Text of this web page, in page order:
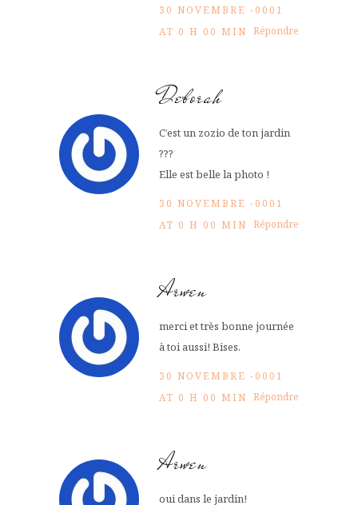
30 NOVEMBRE -0001
AT 0 H 00 MIN Répondre
Deborah
C’est un zozio de ton jardin
???
Elle est belle la photo !
30 NOVEMBRE -0001
AT 0 H 00 MIN Répondre
Arwen
merci et très bonne journée
à toi aussi! Bises.
30 NOVEMBRE -0001
AT 0 H 00 MIN Répondre
Arwen
oui dans le jardin!